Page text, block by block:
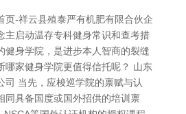
页-祥云县殖泰严有机肥有限合伙企
主启动温存专科健身常识和查考措
健身学院，是进步本人智商的裂缝
哪家健身学院更值得信托呢？ 山东
司 当先，应梭巡学院的禀赋与认
同具备国度或国外招供的培训禀